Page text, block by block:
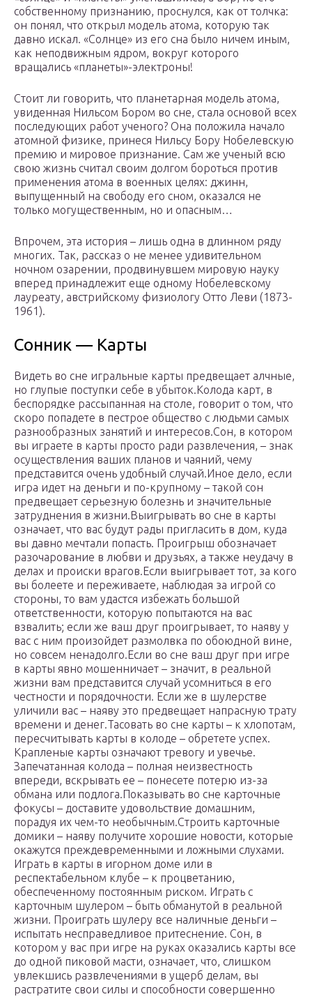
собственному признанию, проснулся, как от толчка:
он понял, что открыл модель атома, которую так
давно искал. «Солнце» из его сна было ничем иным,
как неподвижным ядром, вокруг которого
вращались «планеты»-электроны!
Стоит ли говорить, что планетарная модель атома,
увиденная Нильсом Бором во сне, стала основой всех
последующих работ ученого? Она положила начало
атомной физике, принеся Нильсу Бору Нобелевскую
премию и мировое признание. Сам же ученый всю
свою жизнь считал своим долгом бороться против
применения атома в военных целях: джинн,
выпущенный на свободу его сном, оказался не
только могущественным, но и опасным…
Впрочем, эта история – лишь одна в длинном ряду
многих. Так, рассказ о не менее удивительном
ночном озарении, продвинувшем мировую науку
вперед принадлежит еще одному Нобелевскому
лауреату, австрийскому физиологу Отто Леви (1873-
1961).
Сонник — Карты
Видеть во сне игральные карты предвещает алчные,
но глупые поступки себе в убыток.Колода карт, в
беспорядке рассыпанная на столе, говорит о том, что
скоро попадете в пестрое общество с людьми самых
разнообразных занятий и интересов.Сон, в котором
вы играете в карты просто ради развлечения, – знак
осуществления ваших планов и чаяний, чему
представится очень удобный случай.Иное дело, если
игра идет на деньги и по-крупному – такой сон
предвещает серьезную болезнь и значительные
затруднения в жизни.Выигрывать во сне в карты
означает, что вас будут рады пригласить в дом, куда
вы давно мечтали попасть. Проигрыш обозначает
разочарование в любви и друзьях, а также неудачу в
делах и происки врагов.Если выигрывает тот, за кого
вы болеете и переживаете, наблюдая за игрой со
стороны, то вам удастся избежать большой
ответственности, которую попытаются на вас
взвалить; если же ваш друг проигрывает, то наяву у
вас с ним произойдет размолвка по обоюдной вине,
но совсем ненадолго.Если во сне ваш друг при игре
в карты явно мошенничает – значит, в реальной
жизни вам представится случай усомниться в его
честности и порядочности. Если же в шулерстве
уличили вас – наяву это предвещает напрасную трату
времени и денег.Тасовать во сне карты – к хлопотам,
пересчитывать карты в колоде – обретете успех.
Крапленые карты означают тревогу и увечье.
Запечатанная колода – полная неизвестность
впереди, вскрывать ее – понесете потерю из-за
обмана или подлога.Показывать во сне карточные
фокусы – доставите удовольствие домашним,
порадуя их чем-то необычным.Строить карточные
домики – наяву получите хорошие новости, которые
окажутся преждевременными и ложными слухами.
Играть в карты в игорном доме или в
респектабельном клубе – к процветанию,
обеспеченному постоянным риском. Играть с
карточным шулером – быть обманутой в реальной
жизни. Проиграть шулеру все наличные деньги –
испытать несправедливое притеснение. Сон, в
котором у вас при игре на руках оказались карты все
до одной пиковой масти, означает, что, слишком
увлекшись развлечениями в ущерб делам, вы
растратите свои силы и способности совершенно